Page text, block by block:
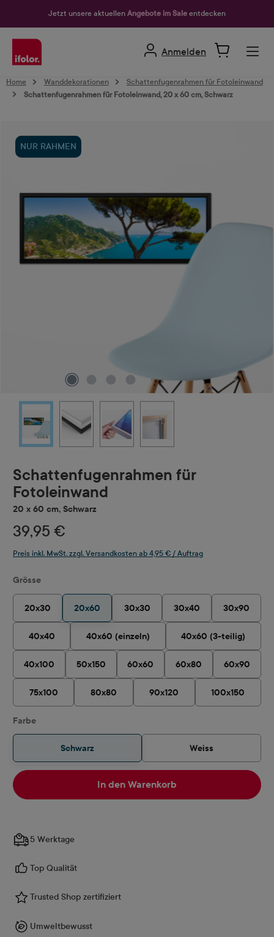
Jetzt unsere aktuellen Angebote im Sale entdecken
Anmelden
Home Wanddekorationen
Schattenfugenrahmen für Fotoleinwand
Schattenfugenrahmen für Fotoleinwand, 20 x 60 cm, Schwarz
NUR RAHMEN
Schattenfugenrahmen für
Fotoleinwand
20 x 60 cm, Schwarz
39,95 €
Preis inkl. MwSt. zzgl. Versandkosten ab 4,95 € / Auftrag
Grösseauswählen
20x30 20x60 30x30 30x40 30x90
40x40 40x60 (einzeln) 40x60 (3-teilig)
40x100 50x150 60x60 60x80 60x90
75x100 80x80 90x120 100x150
Farbeauswählen
Schwarz Weiss
In den Warenkorb
5 Werktage
Top Qualität
Trusted Shop zertifiziert
Umweltbewusst